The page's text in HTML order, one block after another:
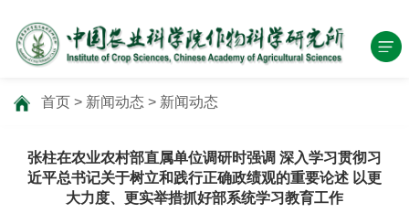
首页 > 新闻动态 > 新闻动态
张柱在农业农村部直属单位调研时强调 深入学习贯彻习
近平总书记关于树立和践行正确政绩观的重要论述 以更
大力度、更实举措抓好部系统学习教育工作